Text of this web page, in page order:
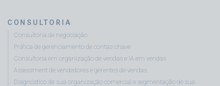
CONSULTORIA
Consultoria de negociação
Prática de gerenciamento de contas-chave
Consultoria em organização de vendas e IA em vendas
Assessment de vendedores e gerentes de vendas
Diagnóstico de sua organização comercial e segmentação de sua